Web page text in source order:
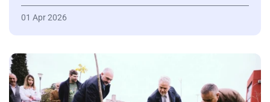
01 Apr 2026